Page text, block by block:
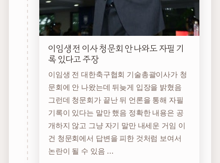
이임생 전 이사 청문회 안 나와도 자필 기
록 있다고 주장
이임생 전 대한축구협회 기술총괄이사가 청
문회에 안 나왔는데 뒤늦게 입장을 밝혔음
그런데 청문회가 끝난 뒤 언론을 통해 자필
기록이 있다는 말만 했음 정확한 내용은 공
개하지 않고 그냥 자기 말만 내세운 거임 이
건 청문회에서 답변을 피한 것처럼 보여서
논란이 될 수 있음 …